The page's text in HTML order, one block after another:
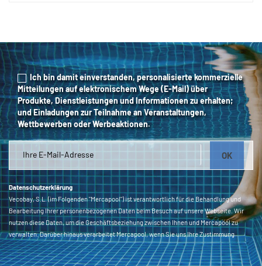
Ich bin damit einverstanden, personalisierte kommerzielle
Mitteilungen auf elektronischem Wege (E-Mail) über
Produkte, Dienstleistungen und Informationen zu erhalten;
und Einladungen zur Teilnahme an Veranstaltungen,
Wettbewerben oder Werbeaktionen.
Datenschutzerklärung
Vecobay, S.L. (im Folgenden "Mercapool") ist verantwortlich für die Behandlung und
Bearbeitung Ihrer personenbezogenen Daten beim Besuch auf unsere Webseite. Wir
nutzen diese Daten, um die Geschäftsbeziehung zwischen Ihnen und Mercapool zu
verwalten. Darüber hinaus verarbeitet Mercapool, wenn Sie uns Ihre Zustimmung
erteilen, andere Daten wie Produktinformationen, Einkäufe, Reparaturen usw., die Sie
in uns in diesem Formular und/oder auf andere Weise zur Verfügung gestellt haben, um